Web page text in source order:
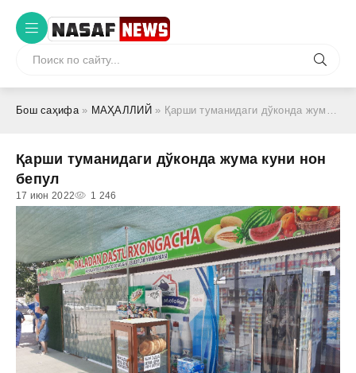
Бош саҳифа» МАҲАЛЛИЙ » Қарши туманидаги дўконда жума куни нон бепул
Қарши туманидаги дўконда жума куни нон
бепул
17 июн 2022 1 246